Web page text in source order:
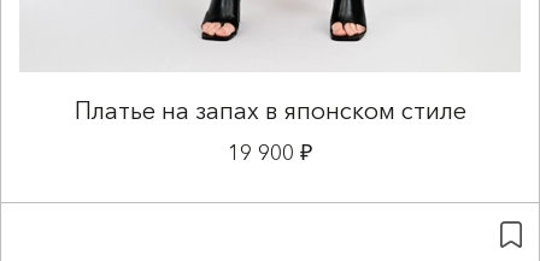
Платье на запах в японском стиле
19 900 ₽